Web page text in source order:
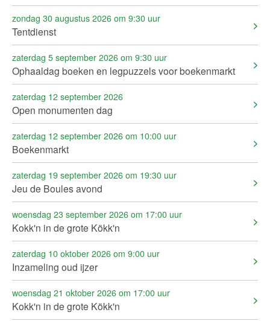
zondag 30 augustus 2026 om 9:30 uur
Tentdienst
zaterdag 5 september 2026 om 9:30 uur
Ophaaldag boeken en legpuzzels voor boekenmarkt
zaterdag 12 september 2026
Open monumenten dag
zaterdag 12 september 2026 om 10:00 uur
Boekenmarkt
zaterdag 19 september 2026 om 19:30 uur
Jeu de Boules avond
woensdag 23 september 2026 om 17:00 uur
Kokk'n in de grote Kökk'n
zaterdag 10 oktober 2026 om 9:00 uur
Inzameling oud ijzer
woensdag 21 oktober 2026 om 17:00 uur
Kokk'n in de grote Kökk'n